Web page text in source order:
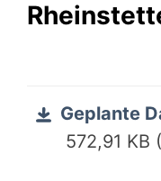
Geplante
572,91 KB